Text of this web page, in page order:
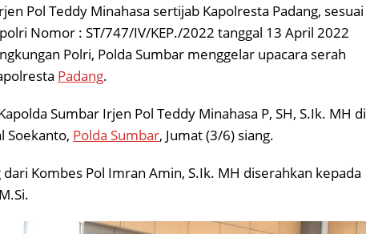
Pol Teddy Minahasa sertijab Kapolresta Padang, sesuai
Nomor : ST/747/IV/KEP./2022 tanggal 13 April 2022
Polri, Polda Sumbar menggelar upacara serah
Padang.
Sumbar Irjen Pol Teddy Minahasa P, SH, S.Ik. MH di
Soekanto, Polda Sumbar, Jumat (3/6) siang.
dari Kombes Pol Imran Amin, S.Ik. MH diserahkan kepada